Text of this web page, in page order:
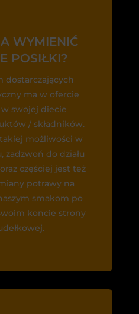
WYMIENIĆ
POSIŁKI?
dostarczających
ma w ofercie
swojej diecie
/ składników.
możliwości w
do działu
częściej jest też
potrawy na
smakom po
koncie strony